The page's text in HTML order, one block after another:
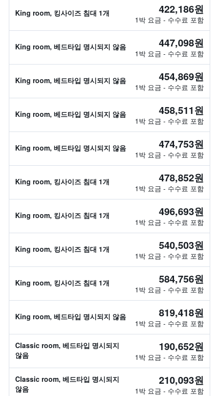
King room, 킹사이즈 침대 1개 422,186원
1박 요금 - 수수료 포함
King room, 베드타입 명시되지 않음 447,098원
1박 요금 - 수수료 포함
King room, 베드타입 명시되지 않음 454,869원
1박 요금 - 수수료 포함
King room, 베드타입 명시되지 않음 458,511원
1박 요금 - 수수료 포함
King room, 베드타입 명시되지 않음 474,753원
1박 요금 - 수수료 포함
King room, 킹사이즈 침대 1개 478,852원
1박 요금 - 수수료 포함
King room, 킹사이즈 침대 1개 496,693원
1박 요금 - 수수료 포함
King room, 킹사이즈 침대 1개 540,503원
1박 요금 - 수수료 포함
King room, 킹사이즈 침대 1개 584,756원
1박 요금 - 수수료 포함
King room, 베드타입 명시되지 않음 819,418원
1박 요금 - 수수료 포함
Classic room, 베드타입 명시되지
않음
190,652원
1박 요금 - 수수료 포함
Classic room, 베드타입 명시되지
않음
210,093원
1박 요금 - 수수료 포함